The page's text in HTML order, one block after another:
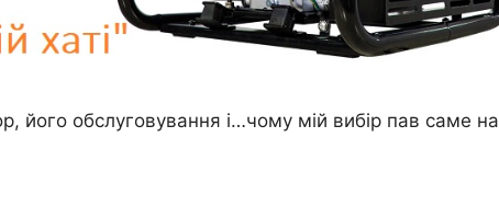
його обслуговування і…чому мій вибір пав саме на